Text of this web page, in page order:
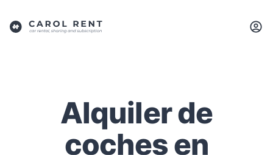
Alquiler de
coches en